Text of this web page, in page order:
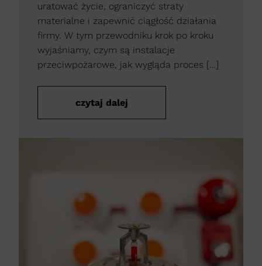
uratować życie, ograniczyć straty
materialne i zapewnić ciągłość działania
firmy. W tym przewodniku krok po kroku
wyjaśniamy, czym są instalacje
przeciwpożarowe, jak wygląda proces […]
czytaj dalej